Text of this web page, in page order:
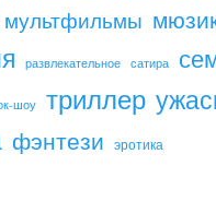
мультфильмы
развлекательное сатира
шоу триллер
фэнтези эротика